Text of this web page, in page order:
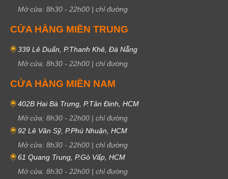
Mở cửa: 8h30 - 22h00 | chỉ đường
CỬA HÀNG MIỀN TRUNG
339 Lê Duẩn, P.Thanh Khê, Đà Nẵng
Mở cửa: 8h30 - 22h00 | chỉ đường
CỬA HÀNG MIỀN NAM
402B Hai Bà Trưng, P.Tân Định, HCM
Mở cửa: 8h30 - 22h00 | chỉ đường
92 Lê Văn Sỹ, P.Phú Nhuận, HCM
Mở cửa: 8h30 - 22h00 | chỉ đường
61 Quang Trung, P.Gò Vấp, HCM
Mở cửa: 8h30 - 22h00 | chỉ đường